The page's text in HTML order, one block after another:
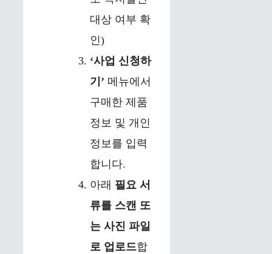
대상 여부 확
인)
‘사업 신청하
기’ 메뉴에서
구매한 제품
정보 및 개인
정보를 입력
합니다.
아래 필요 서
류를 스캔 또
는 사진 파일
로 업로드합